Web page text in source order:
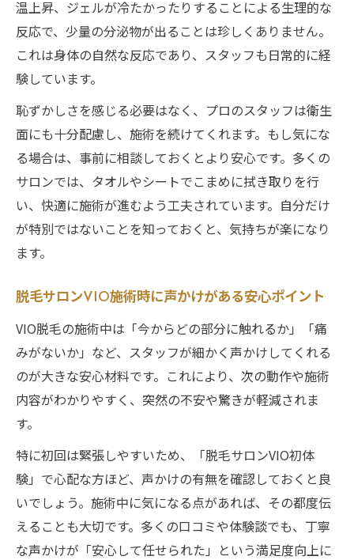
温上昇、ジェルが冷たかったりすることによる生理的な
反応で、少量の分泌物が出ることは珍しくありません。
これは身体の自然な反応であり、スタッフも日常的に経
験しています。
恥ずかしさを感じる必要はなく、プロのスタッフは衛生
面にも十分配慮し、施術を続けてくれます。もし気にな
る場合は、事前に相談しておくとより安心です。多くの
サロンでは、タオルやシートでこまめに拭き取りを行
い、快適に施術が進むよう工夫されています。自分だけ
が特別ではないことを知っておくと、気持ちが楽になり
ます。
脱毛サロンVIO施術時に声かけがある安心ポイント
VIO脱毛の施術中は「今からどの部分に触れるか」「痛
みがないか」など、スタッフが細かく声かけしてくれる
のが大きな安心材料です。これにより、次の動作や施術
内容がわかりやすく、突然の不安や驚きが軽減されま
す。
特に初回は緊張しやすいため、「脱毛サロンVIO初体
験」で心配な方ほど、声かけの有無を確認しておくと良
いでしょう。施術中に気になる点があれば、その都度伝
えることも大切です。多くの口コミや体験談でも、丁寧
な声かけが「安心して任せられた」という満足度向上に